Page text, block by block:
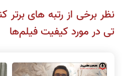
نظر برخی از رتبه های برتر
تی در مورد کیفیت فیلم‌ها